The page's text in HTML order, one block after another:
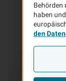
Behörden
haben
den